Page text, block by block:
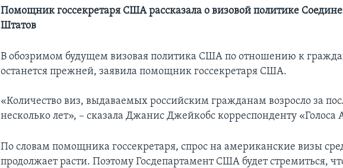
Помощник госсекретаря США рассказала о визовой политике
Штатов
В обозримом будущем визовая политика США по отношению к
останется прежней, заявила помощник госсекретаря США.
«Количество виз, выдаваемых российским гражданам возросло за
несколько лет», – сказала Джанис Джейкобс корреспонденту
По словам помощника госсекретаря, спрос на американские визы
продолжает расти. Поэтому Госдепартамент США будет стремиться,